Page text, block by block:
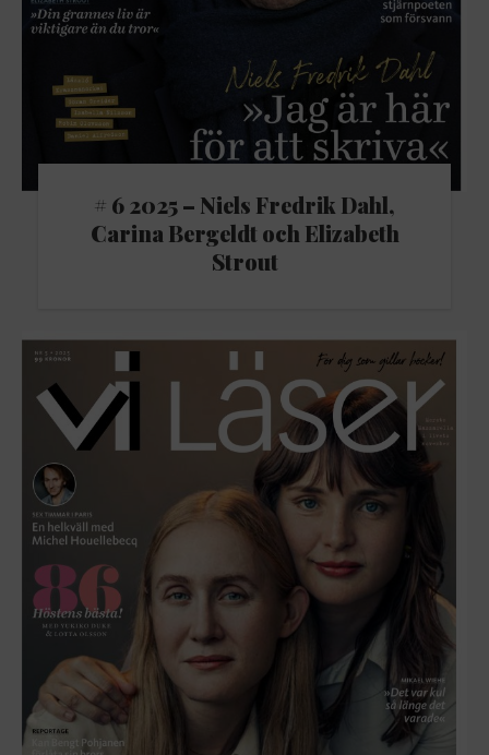
# 6 2025 – Niels Fredrik Dahl,
Carina Bergeldt och Elizabeth
Strout